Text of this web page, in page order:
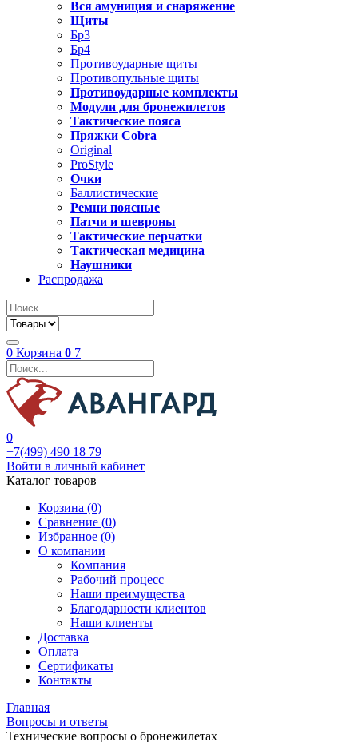
Вся амуниция и снаряжение
Щиты
Бр3
Бр4
Противоударные щиты
Противопульные щиты
Противоударные комплекты
Модули для бронежилетов
Тактические пояса
Пряжки Cobra
Original
ProStyle
Очки
Баллистические
Ремни поясные
Патчи и шевроны
Тактические перчатки
Тактическая медицина
Наушники
Распродажа
0 Корзина 0 7
0
+7(499) 490 18 79
Войти в личный кабинет
Каталог товаров
Корзина (0)
Сравнение (0)
Избранное (0)
О компании
Компания
Рабочий процесс
Наши преимущества
Благодарности клиентов
Наши клиенты
Доставка
Оплата
Сертификаты
Контакты
Главная
Вопросы и ответы
Технические вопросы о бронежилетах